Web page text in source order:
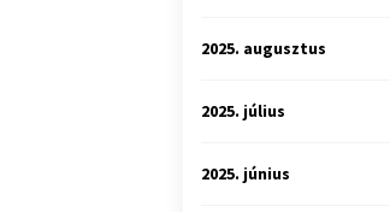
2025. augusztus
2025. július
2025. június